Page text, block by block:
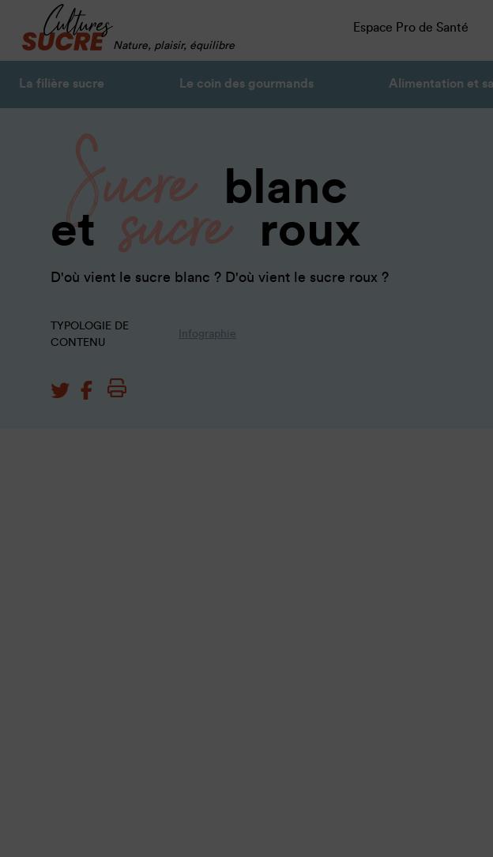
Nature, plaisir, équilibre
Espace Pro de Santé
La filière sucre Le coin des gourmands Alimentation et
Sucre
blanc
et
sucre roux
D'où vient le sucre blanc ? D'où vient le sucre roux ?
TYPOLOGIE DE
CONTENU
Infographie